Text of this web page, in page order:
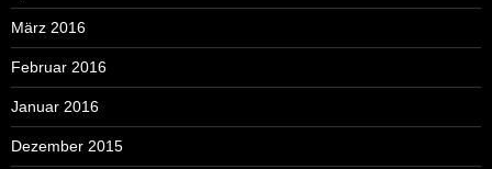
März 2016
Februar 2016
Januar 2016
Dezember 2015